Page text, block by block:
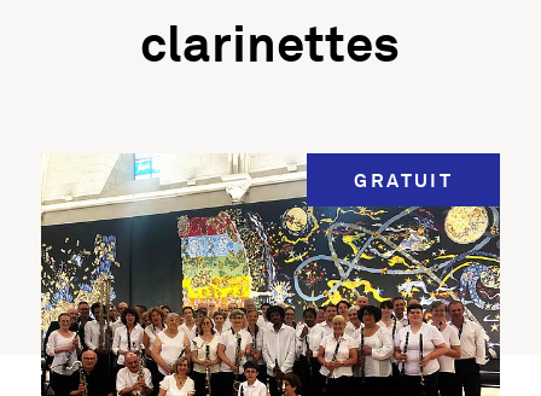
clarinettes
Information importante
GRATUIT